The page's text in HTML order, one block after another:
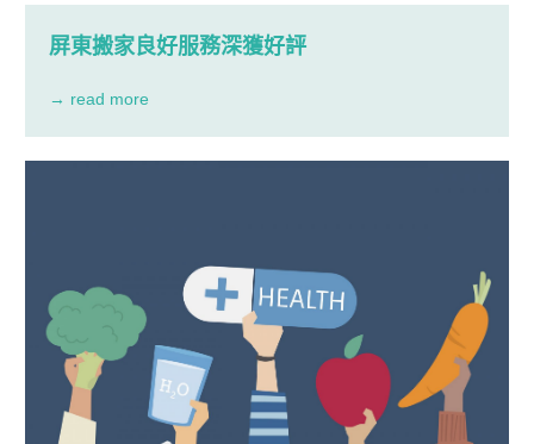
屏東搬家良好服務深獲好評
→ read more